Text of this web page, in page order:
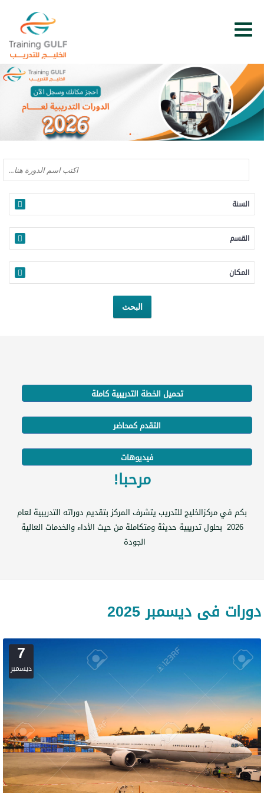
السنة
القسم
المكان
تحميل الخطة التدريبية كاملة
التقدم كمحاضر
فيديوهات
مرحبا!
بكم في مركزالخليج للتدريب يتشرف المركز بتقديم دوراته التدريبية لعام
2026 بحلول تدريبية حديثة ومتكاملة من حيث الأداء والخدمات العالية
الجودة
دورات فى ديسمبر 2025
7
ديسمبر